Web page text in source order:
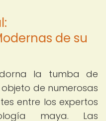
de su
la tumba de
de numerosas
entre los expertos
maya. Las